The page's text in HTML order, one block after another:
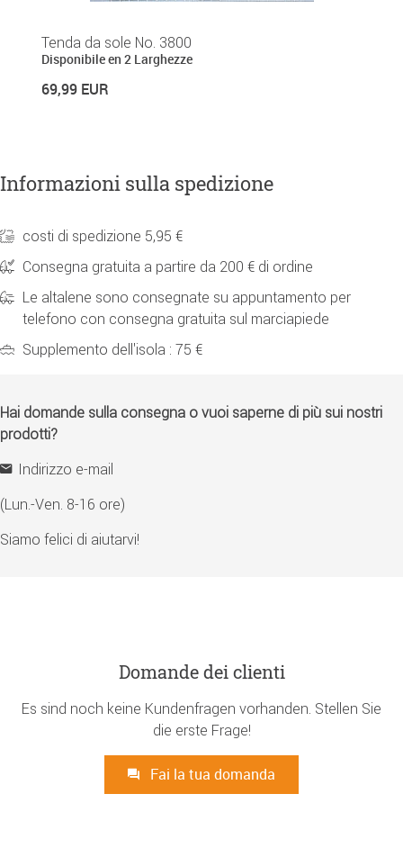
Tenda da sole No. 3800
Disponibile en 2 Larghezze
69,99 EUR
Informazioni sulla spedizione
costi di spedizione 5,95 €
Consegna gratuita a partire da 200 € di ordine
Le altalene sono consegnate su appuntamento per
telefono con consegna gratuita sul marciapiede
Supplemento dell'isola : 75 €
Hai domande sulla consegna o vuoi saperne di più sui nostri
prodotti?
Indirizzo e-mail
(Lun.-Ven. 8-16 ore)
Siamo felici di aiutarvi!
Domande dei clienti
Es sind noch keine Kundenfragen vorhanden. Stellen Sie
die erste Frage!
Fai la tua domanda